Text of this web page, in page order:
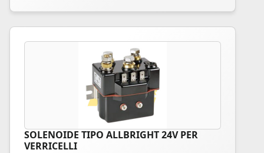
SOLENOIDE TIPO ALLBRIGHT 24V PER
VERRICELLI